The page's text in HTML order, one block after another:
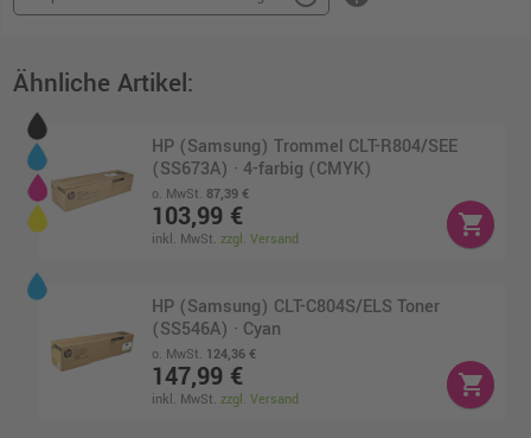
Ähnliche Artikel:
HP (Samsung) Trommel CLT-R804/SEE
(SS673A) · 4-farbig (CMYK)
o. MwSt. 87,39 €
103,99 €
inkl. MwSt.zzgl. Versand
shopping_cart
HP (Samsung) CLT-C804S/ELS Toner
(SS546A) · Cyan
o. MwSt. 124,36 €
147,99 €
inkl. MwSt.zzgl. Versand
shopping_cart